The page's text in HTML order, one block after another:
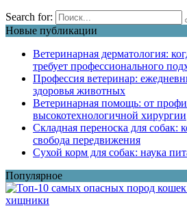
Search for:
Новые публикации
Ветеринарная дерматология:
требует профессионального
Профессия ветеринар:
здоровья животных
Ветеринарная помощь: от
высокотехнологичной хирургии
Складная переноска для собак:
свобода передвижения
Сухой корм для собак: наука
Популярное